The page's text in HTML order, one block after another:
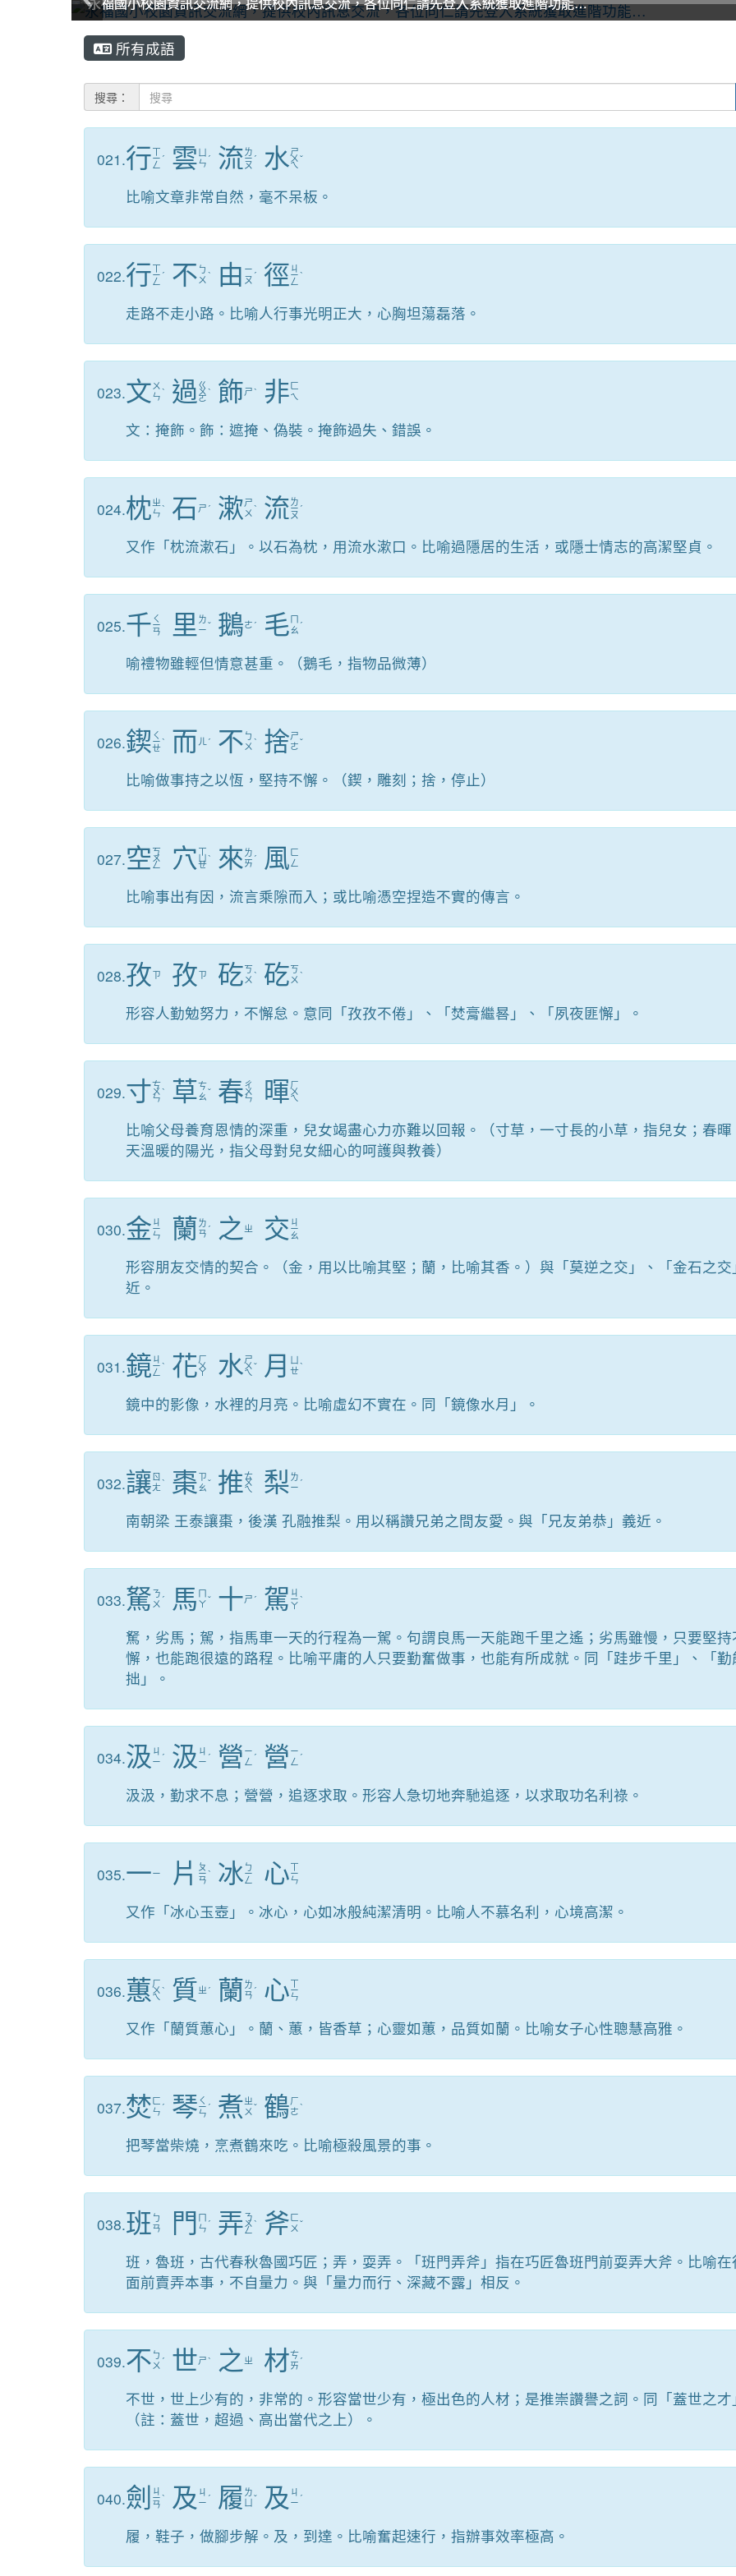
所有成語
搜尋：
021.行ㄒ
ㄧ
ㄥ
ˊ 雲ㄣ ˊ 流ㄌ
ㄧ
ㄡ
ˊ 水ㄕ
ㄨ
ㄟ
ˇ
比喻文章非常自然，毫不呆板。
022.行ㄒ
ㄧ
ㄥ
ˊ 不 ㄅ
ㄨ ˋ 由 ㄧ
ㄡ ˊ 徑 ㄐ
ㄧ
ㄥ
ˋ
走路不走小路。比喻人行事光明正大，心胸坦蕩磊落。
023.文 ㄨ
ㄣˋ 過 ㄍ
ㄨ
ㄛ
ˋ 飾ㄕˋ 非 ㄈ
ㄟ
文：掩飾。飾：遮掩、偽裝。掩飾過失、錯誤。
024.枕ㄓ
ㄣˋ 石 ㄕ ˊ 漱ㄕ
ㄨ ˋ 流ㄌ
ㄧ
ㄡ
ˊ
又作「枕流漱石」。以石為枕，用流水漱口。比喻過隱居的生活，或隱士情志的高潔堅貞。
025.千 ㄑ
ㄧ
ㄢ 里 ㄌ
ㄧˇ 鵝ㄜ ˊ 毛 ㄇ
ㄠ ˊ
喻禮物雖輕但情意甚重。（鵝毛，指物品微薄）
026.鍥 ㄑ
ㄧ
ㄝ
ˋ 而 ㄦ ˊ 不 ㄅ
ㄨ ˋ 捨ㄕ
ㄜˇ
比喻做事持之以恆，堅持不懈。（鍥，雕刻；捨，停止）
027.空 ㄎ
ㄨ
ㄥ 穴 ㄒ
ㄩ
ㄝ
ˋ 來 ㄌ
ㄞ ˊ 風 ㄈ
ㄥ
比喻事出有因，流言乘隙而入；或比喻憑空捏造不實的傳言。
028.孜ㄗ 孜ㄗ 矻ㄎ
ㄨ ˋ 矻ㄎ
ㄨ ˋ
形容人勤勉努力，不懈怠。意同「孜孜不倦」、「焚膏繼晷」、「夙夜匪懈」。
029.寸ㄘ
ㄨ
ㄣ
ˋ 草ㄘ
ㄠˇ 春ㄔ
ㄨ
ㄣ 暉ㄏ
ㄨ
ㄟ
比喻父母養育恩情的深重，兒女竭盡心力亦難以回報。（寸草，一寸長的小草，指兒女；春暉
天溫暖的陽光，指父母對兒女細心的呵護與教養）
030.金 ㄐ
ㄧ
ㄣ 蘭ㄌ
ㄢ ˊ 之 ㄓ 交 ㄐ
ㄧ
ㄠ
形容朋友交情的契合。（金，用以比喻其堅；蘭，比喻其香。）與「莫逆之交」、「金石之交
近。
031.鏡 ㄐ
ㄧ
ㄥ
ˋ 花ㄏ
ㄨ
ㄚ 水ㄕ
ㄨ
ㄟ
ˇ 月
ㄝˋ
鏡中的影像，水裡的月亮。比喻虛幻不實在。同「鏡像水月」。
032.讓 ㄖ
ㄤˋ 棗ㄗ
ㄠˇ 推ㄊ
ㄨ
ㄟ 梨ㄌ
ㄧ ˊ
南朝梁 王泰讓棗，後漢 孔融推梨。用以稱讚兄弟之間友愛。與「兄友弟恭」義近。
033.駑ㄋ
ㄨ ˊ 馬 ㄇ
ㄚˇ 十ㄕ ˊ 駕 ㄐ
ㄧ
ㄚ
ˋ
駑，劣馬；駕，指馬車一天的行程為一駕。句謂良馬一天能跑千里之遙；劣馬雖慢，只要堅持
懈，也能跑很遠的路程。比喻平庸的人只要勤奮做事，也能有所成就。同「跬步千里」、「勤
拙」。
034.汲 ㄐ
ㄧ ˊ 汲 ㄐ
ㄧ ˊ 營 ㄧ
ㄥ ˊ 營 ㄧ
ㄥ ˊ
汲汲，勤求不息；營營，追逐求取。形容人急切地奔馳追逐，以求取功名利祿。
035.一ㄧ 片 ㄆ
ㄧ
ㄢ
ˋ 冰 ㄅ
ㄧ
ㄥ 心ㄒ
ㄧ
ㄣ
又作「冰心玉壺」。冰心，心如冰般純潔清明。比喻人不慕名利，心境高潔。
036.蕙 ㄏ
ㄨ
ㄟ
ˋ 質ㄓ ˊ 蘭ㄌ
ㄢ ˊ 心ㄒ
ㄧ
ㄣ
又作「蘭質蕙心」。蘭、蕙，皆香草；心靈如蕙，品質如蘭。比喻女子心性聰慧高雅。
037.焚 ㄈ
ㄣ ˊ 琴 ㄑ
ㄧ
ㄣ
ˊ 煮ㄓ
ㄨ ˇ 鶴ㄏ
ㄜˋ
把琴當柴燒，烹煮鶴來吃。比喻極殺風景的事。
038.班 ㄅ
ㄢ
門 ㄇ
ㄣ ˊ 弄ㄋ
ㄨ
ㄥ
ˋ 斧 ㄈ
ㄨ ˇ
班，魯班，古代春秋魯國巧匠；弄，耍弄。「班門弄斧」指在巧匠魯班門前耍弄大斧。比喻在
面前賣弄本事，不自量力。與「量力而行、深藏不露」相反。
039.不 ㄅ
ㄨ ˊ 世ㄕˋ 之 ㄓ 材ㄘ
ㄞ ˊ
不世，世上少有的，非常的。形容當世少有，極出色的人材；是推崇讚譽之詞。同「蓋世之才
（註：蓋世，超過、高出當代之上）。
040.劍 ㄐ
ㄧ
ㄢ
ˋ 及 ㄐ
ㄧ ˊ 履 ㄌ
ˇ 及 ㄐ
ㄧ ˊ
履，鞋子，做腳步解。及，到達。比喻奮起速行，指辦事效率極高。